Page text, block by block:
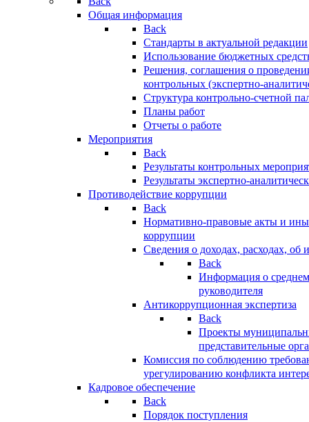
Общая информация
Back
Стандарты в актуальной редакции
Использование бюджетных
Решения, соглашения о
контрольных (экспертно-
Структура контрольно-счетной
Планы работ
Отчеты о работе
Мероприятия
Back
Результаты контрольных
Результаты экспертно-
Противодействие коррупции
Back
Нормативно-правовые акты и
коррупции
Сведения о доходах, расходах, об
Back
Информация о
руководителя
Антикоррупционная экспертиза
Back
Проекты
представительные
Комиссия по соблюдению
урегулированию конфликта
Кадровое обеспечение
Back
Порядок поступления